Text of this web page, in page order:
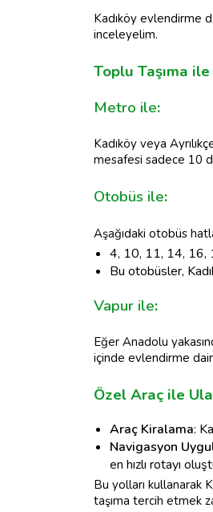
Kadıköy evlendirme
inceleyelim.
Toplu Taşıma
Metro ile:
Kadıköy veya
mesafesi sadece 10
Otobüs ile:
Aşağıdaki otobüs
4, 10, 11, 14, 16,
Bu otobüsler,
Vapur ile:
Eğer Anadolu
içinde evlendirme
Özel Araç ile
Araç Kiralama:
Navigasyon
en hızlı rotayı
Bu yolları kullanarak
taşıma tercih etmek